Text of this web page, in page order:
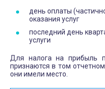
день оплаты
оказания услуг
последний день
услуги
Для налога на прибыль
признаются в том
они имели место.